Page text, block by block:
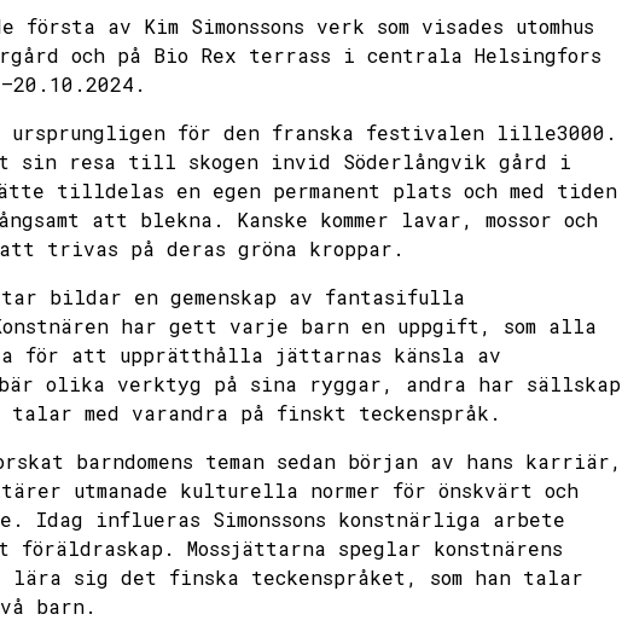
av Kim Simonssons verk som visades utomhus
och på Bio Rex terrass i centrala Helsingfors
ursprungligen för den franska festivalen lille3000.
sin resa till skogen invid Söderlångvik gård i
tilldelas en egen permanent plats och med tiden
att blekna. Kanske kommer lavar, mossor och
att trivas på deras gröna kroppar.
bildar en gemenskap av fantasifulla
har gett varje barn en uppgift, som alla
för att upprätthålla jättarnas känsla av
bär olika verktyg på sina ryggar, andra har sällskap
med varandra på finskt teckenspråk.
barndomens teman sedan början av hans karriär,
utmanade kulturella normer för önskvärt och
Idag influeras Simonssons konstnärliga arbete
Mossjättarna speglar konstnärens
sig det finska teckenspråket, som han talar
barn.